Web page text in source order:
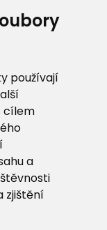
používají
cílem
a
zjištění
či legislativy